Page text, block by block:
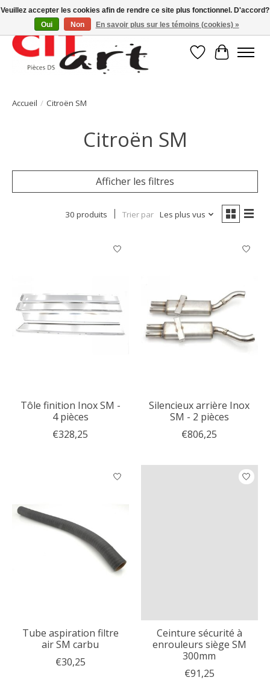
Liste dePanier
Accueil / Citroën SM
Citroën SM
Afficher les filtres
30 produits Trier par Les plus vus
Tôle finition Inox SM -
4 pièces
€328,25
Silencieux arrière Inox
SM - 2 pièces
€806,25
Tube aspiration filtre
air SM carbu
€30,25
Ceinture sécurité à
enrouleurs siège SM
300mm
€91,25
Veuillez accepter les cookies afin de rendre ce site plus fonctionnel. D'accord?
Oui
Non En savoir plus sur les témoins (cookies) »